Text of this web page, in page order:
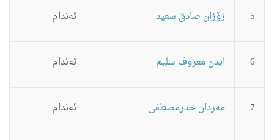
5 زۆزان صادق سعید ئه‌ندام
6 ایدن معروف سلیم ئه‌ندام
7 مه‌ردان خدرمصطفى ئه‌ندام